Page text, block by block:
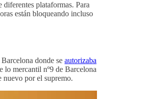
diferentes plataformas. Para
están bloqueando incluso
donde se autorizaba
lo mercantil nº9 de Barcelona
nuevo por el supremo.